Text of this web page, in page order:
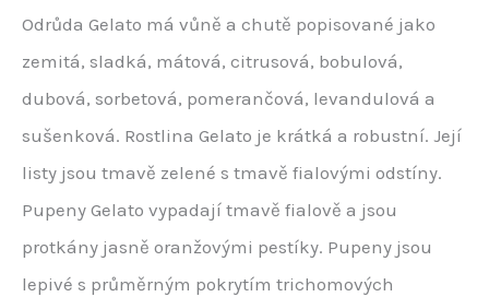
Odrůda Gelato má vůně a chutě popisované jako
zemitá, sladká, mátová, citrusová, bobulová,
dubová, sorbetová, pomerančová, levandulová a
sušenková. Rostlina Gelato je krátká a robustní. Její
listy jsou tmavě zelené s tmavě fialovými odstíny.
Pupeny Gelato vypadají tmavě fialově a jsou
protkány jasně oranžovými pestíky. Pupeny jsou
lepivé s průměrným pokrytím trichomových